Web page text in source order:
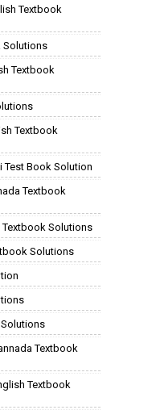
Textbook
Solutions
Textbook
Textbook
Test Book Solution
Textbook
Textbook Solutions
Solutions
Solutions
Textbook
Textbook